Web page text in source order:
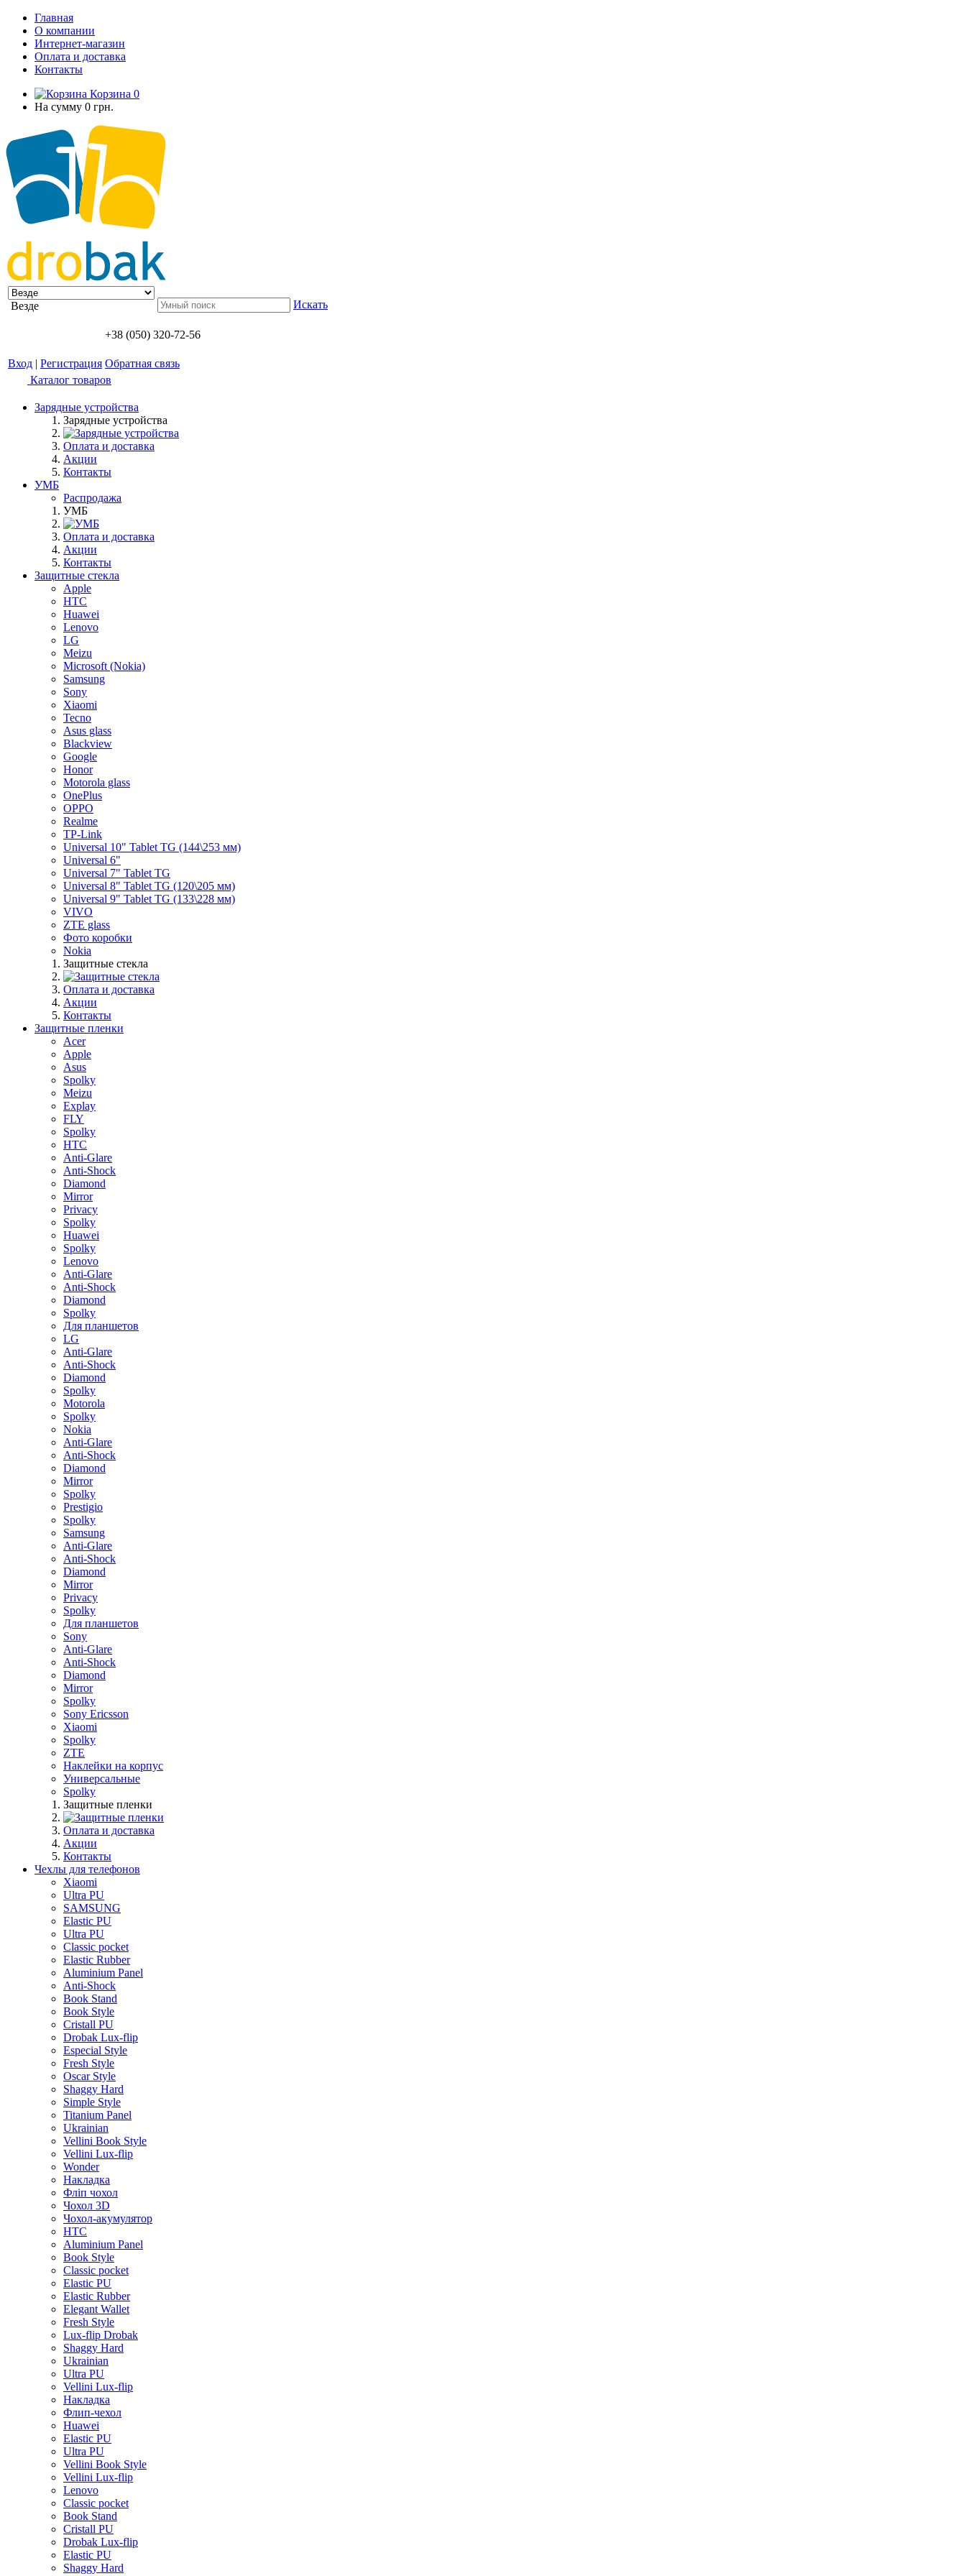
Главная
О компании
Интернет-магазин
Оплата и доставка
Контакты
Корзина 0
На сумму 0 грн.
Везде Искать
+38 (050) 320-72-56
Вход | Регистрация Обратная связь
Каталог товаров
Зарядные устройства
Зарядные устройства
Оплата и доставка
Акции
Контакты
УМБ
Распродажа
УМБ
Оплата и доставка
Акции
Контакты
Защитные стекла
Apple
HTC
Huawei
Lenovo
LG
Meizu
Microsoft (Nokia)
Samsung
Sony
Xiaomi
Tecno
Asus glass
Blackview
Google
Honor
Motorola glass
OnePlus
OPPO
Realme
TP-Link
Universal 10" Tablet TG (144\253 мм)
Universal 6"
Universal 7" Tablet TG
Universal 8" Tablet TG (120\205 мм)
Universal 9" Tablet TG (133\228 мм)
VIVO
ZTE glass
Фото коробки
Nokia
Защитные стекла
Оплата и доставка
Акции
Контакты
Защитные пленки
Acer
Apple
Asus
Spolky
Meizu
Explay
FLY
Spolky
HTC
Anti-Glare
Anti-Shock
Diamond
Mirror
Privacy
Spolky
Huawei
Spolky
Lenovo
Anti-Glare
Anti-Shock
Diamond
Spolky
Для планшетов
LG
Anti-Glare
Anti-Shock
Diamond
Spolky
Motorola
Spolky
Nokia
Anti-Glare
Anti-Shock
Diamond
Mirror
Spolky
Prestigio
Spolky
Samsung
Anti-Glare
Anti-Shock
Diamond
Mirror
Privacy
Spolky
Для планшетов
Sony
Anti-Glare
Anti-Shock
Diamond
Mirror
Spolky
Sony Ericsson
Xiaomi
Spolky
ZTE
Наклейки на корпус
Универсальные
Spolky
Защитные пленки
Оплата и доставка
Акции
Контакты
Чехлы для телефонов
Xiaomi
Ultra PU
SAMSUNG
Elastic PU
Ultra PU
Classic pocket
Elastic Rubber
Aluminium Panel
Anti-Shock
Book Stand
Book Style
Cristall PU
Drobak Lux-flip
Especial Style
Fresh Style
Oscar Style
Shaggy Hard
Simple Style
Titanium Panel
Ukrainian
Vellini Book Style
Vellini Lux-flip
Wonder
Накладка
Фліп чохол
Чохол 3D
Чохол-акумулятор
HTC
Aluminium Panel
Book Style
Classic pocket
Elastic PU
Elastic Rubber
Elegant Wallet
Fresh Style
Lux-flip Drobak
Shaggy Hard
Ukrainian
Ultra PU
Vellini Lux-flip
Накладка
Флип-чехол
Huawei
Elastic PU
Ultra PU
Vellini Book Style
Vellini Lux-flip
Lenovo
Classic pocket
Book Stand
Cristall PU
Drobak Lux-flip
Elastic PU
Shaggy Hard